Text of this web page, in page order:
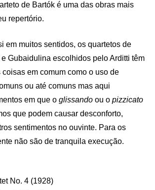
de Bartók é uma das obras mais
repertório.
em muitos sentidos, os quartetos de
Gubaidulina escolhidos pelo Arditti têm
em comum como o uso de
ou até comuns mas aqui
em que oglissando ou opizzicato
que podem causar desconforto,
sentimentos no ouvinte. Para os
não são de tranquila execução.
No. 4 (1928)